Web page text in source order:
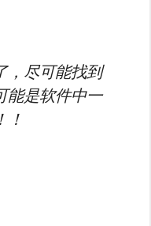
，尽可能找到
能是软件中一
！